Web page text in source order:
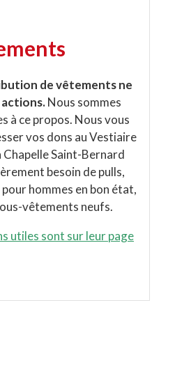
de vêtements ne
Nous sommes
à ce propos. Nous vous
vos dons au Vestiaire
Saint-Bernard
besoin de pulls,
hommes en bon état,
vêtements neufs.
utiles sont sur leur page